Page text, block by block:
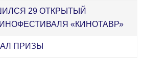
29 ОТКРЫТЫЙ
«КИНОТАВР»
ПРИЗЫ